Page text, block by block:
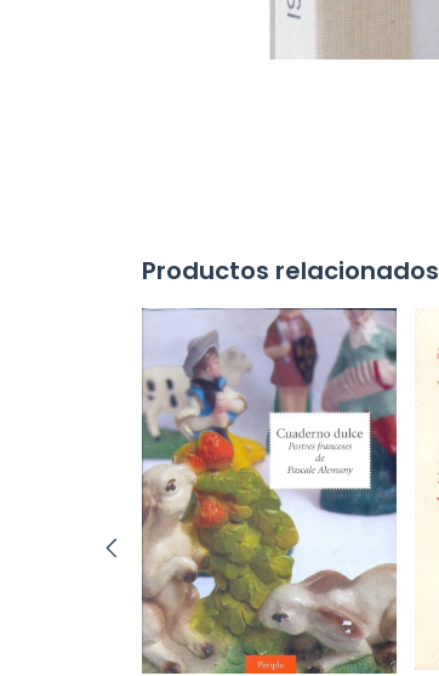
Productos relacionados